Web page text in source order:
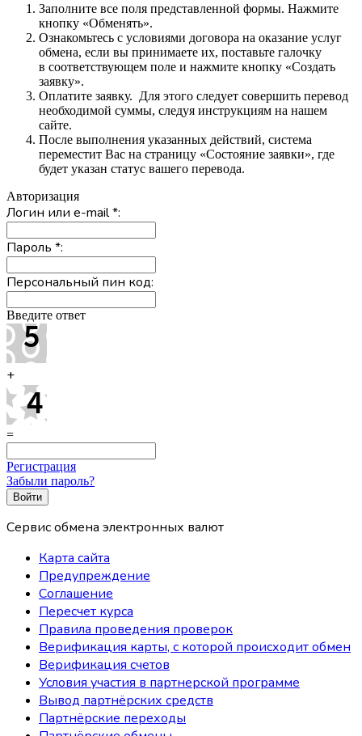
Заполните все поля представленной формы. Нажмите
кнопку «Обменять».
Ознакомьтесь с условиями договора на оказание услуг
обмена, если вы принимаете их, поставьте галочку
в соответствующем поле и нажмите кнопку «Создать
заявку».
Оплатите заявку. Для этого следует совершить перевод
необходимой суммы, следуя инструкциям на нашем
сайте.
После выполнения указанных действий, система
переместит Вас на страницу «Состояние заявки», где
будет указан статус вашего перевода.
Авторизация
Логин или e-mail*:
Пароль *:
Персональный пин код:
Введите ответ
+
=
Регистрация
Забыли пароль?
Сервис обмена электронных валют
Карта сайта
Предупреждение
Соглашение
Пересчет курса
Правила проведения проверок
Верификация карты, с которой происходит обмен
Верификация счетов
Условия участия в партнерской программе
Вывод партнёрских средств
Партнёрские переходы